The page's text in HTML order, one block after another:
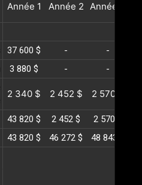
Année 1 Année 2 Année
37 600 $ -
-
3 880 $ -
-
2 340 $ 2 452 $ 2 570 $
43 820 $ 2 452 $ 2 570 $
43 820 $ 46 272 $ 48 843 $